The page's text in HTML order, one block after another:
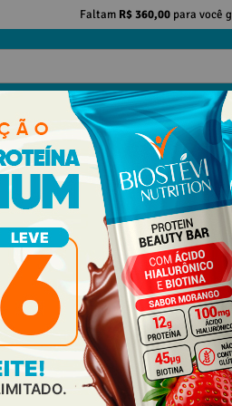
Faltam R$ 360,00para você
EMAGRECIMENTO DESEMPENHO